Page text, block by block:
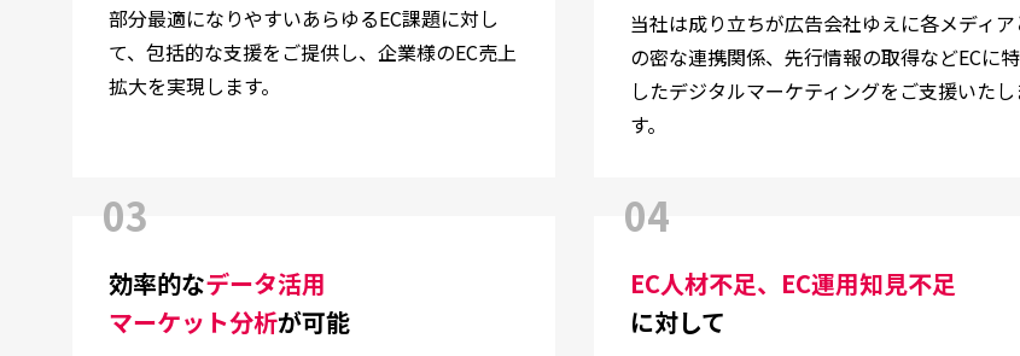
部分最適になりやすいあらゆるEC課題に対し
て、包括的な支援をご提供し、企業様のEC売上
拡大を実現します。
当社は成り立ちが広告会社ゆえに各メディア
の密な連携関係、先行情報の取得などECに
したデジタルマーケティングをご支援いたし
す。
03
効率的なデータ活用
マーケット分析が可能
04
EC人材不足、EC運用知見不足
に対して